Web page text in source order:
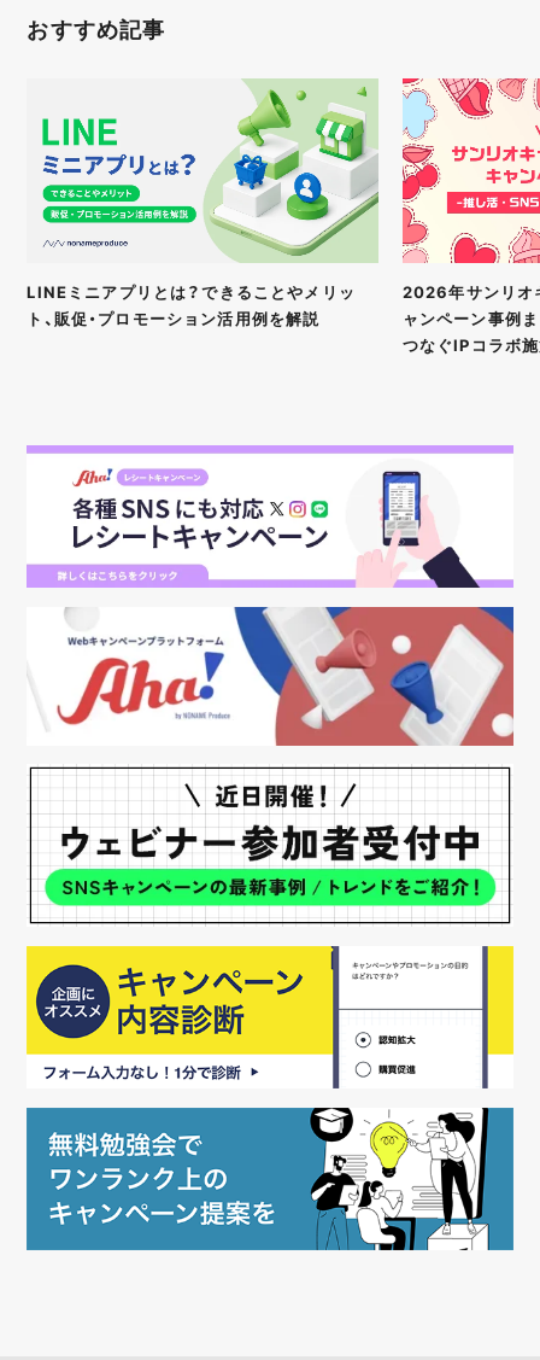
おすすめ記事
LINEミニアプリとは？できることやメリッ
ト、販促・プロモーション活用例を解説
2026年サンリオ
ャンペーン事例
つなぐIPコラボ